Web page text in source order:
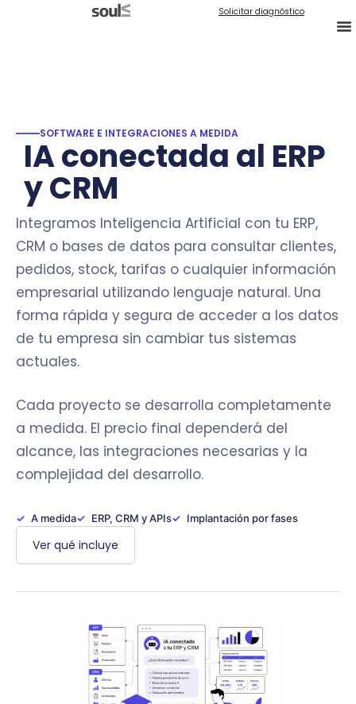
Solicitar diagnóstico
SOFTWARE E INTEGRACIONES A MEDIDA
IA conectada al ERP
y CRM
Integramos Inteligencia Artificial con tu ERP,
CRM o bases de datos para consultar clientes,
pedidos, stock, tarifas o cualquier información
empresarial utilizando lenguaje natural. Una
forma rápida y segura de acceder a los datos
de tu empresa sin cambiar tus sistemas
actuales.
Cada proyecto se desarrolla completamente
a medida. El precio final dependerá del
alcance, las integraciones necesarias y la
complejidad del desarrollo.
A medida ERP, CRM y APIs Implantación por fases
Ver qué incluye